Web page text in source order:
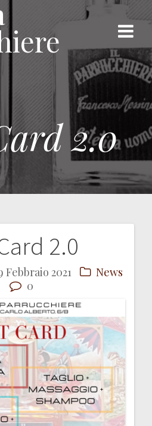
content
2.0
2.0
Febbraio 2021
News
0